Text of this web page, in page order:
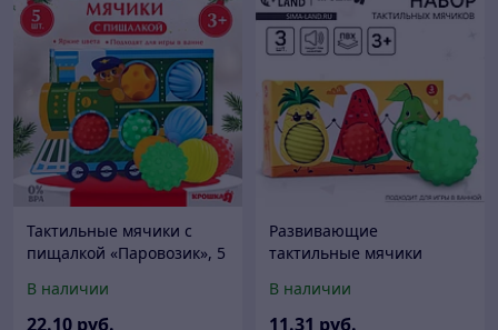
Тактильные мячики с
пищалкой «Паровозик», 5
В наличии
22.10 руб.
Развивающие
тактильные мячики
тусовка», с пищалкой, 3
шт.
В наличии
11.31 руб.